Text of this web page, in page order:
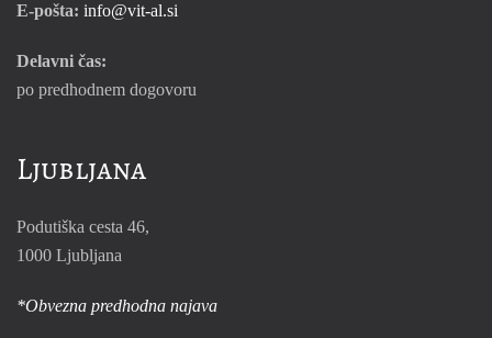
E-pošta: info@vit-al.si
Delavni čas:
po predhodnem dogovoru
Ljubljana
Podutiška cesta 46,
1000 Ljubljana
*Obvezna predhodna najava